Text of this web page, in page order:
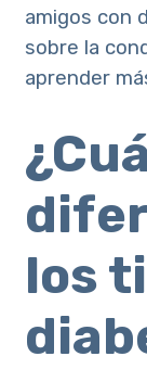
amigos con
sobre la
aprender
los